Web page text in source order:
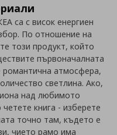
са с висок енергиен
По отношение на
този продукт, който
първоначалната
романтична атмосфера,
светлина. Ако,
над любимото
книга - изберете
точно там, където е
чието рамо има